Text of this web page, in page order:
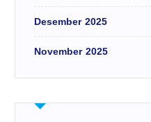
Desember 2025
November 2025